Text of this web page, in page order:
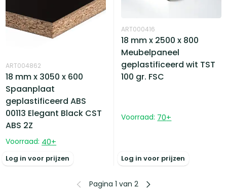
ART004862
18 mm x 3050 x 600
Spaanplaat
geplastificeerd ABS
00113 Elegant Black CST
ABS 2Z
Voorraad: 40+
Log in voor prijzen
ART000416
18 mm x 2500 x 800
Meubelpaneel
geplastificeerd wit TST
100 gr. FSC
Voorraad: 70+
Log in voor prijzen
Pagina 1 van 2